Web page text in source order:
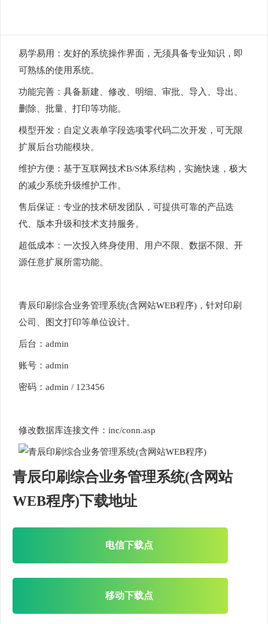
易学易用：友好的系统操作界面，无须具备专业知识，即
可熟练的使用系统。
功能完善：具备新建、修改、明细、审批、导入、导出、
删除、批量、打印等功能。
模型开发：自定义表单字段选项零代码二次开发，可无限
扩展后台功能模块。
维护方便：基于互联网技术B/S体系结构，实施快速，极大
的减少系统升级维护工作。
售后保证：专业的技术研发团队，可提供可靠的产品迭
代、版本升级和技术支持服务。
超低成本：一次投入终身使用、用户不限、数据不限、开
源任意扩展所需功能。
青辰印刷综合业务管理系统(含网站WEB程序)，针对印刷
公司、图文打印等单位设计。
后台：admin
账号：admin
密码：admin / 123456
修改数据库连接文件：inc/conn.asp
青辰印刷综合业务管理系统(含网站
WEB程序)下载地址
电信下载点
移动下载点